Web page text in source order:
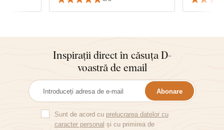
decorul podelei.
Juraj
Inspirații direct în căsuța D-
voastră de email
Abonare
Sunt de acord cu prelucrarea datelor cu
caracter personal și cu primirea de